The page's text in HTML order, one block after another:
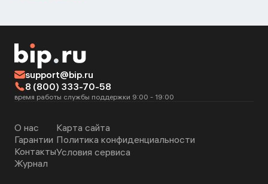
support@bip.ru
8 (800) 333-70-58
время работы службы поддержки 9:00 - 19:00
О нас
Гарантии
Контакты
Журнал
Карта сайта
Политика конфиденциальности
Условия сервиса